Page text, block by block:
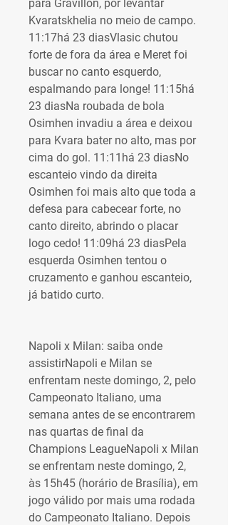
para Gravillon, por levantar
Kvaratskhelia no meio de campo.
11:17há 23 diasVlasic chutou
forte de fora da área e Meret foi
buscar no canto esquerdo,
espalmando para longe! 11:15há
23 diasNa roubada de bola
Osimhen invadiu a área e deixou
para Kvara bater no alto, mas por
cima do gol. 11:11há 23 diasNo
escanteio vindo da direita
Osimhen foi mais alto que toda a
defesa para cabecear forte, no
canto direito, abrindo o placar
logo cedo! 11:09há 23 diasPela
esquerda Osimhen tentou o
cruzamento e ganhou escanteio,
já batido curto.
Napoli x Milan: saiba onde
assistirNapoli e Milan se
enfrentam neste domingo, 2, pelo
Campeonato Italiano, uma
semana antes de se encontrarem
nas quartas de final da
Champions LeagueNapoli x Milan
se enfrentam neste domingo, 2,
às 15h45 (horário de Brasília), em
jogo válido por mais uma rodada
do Campeonato Italiano. Depois